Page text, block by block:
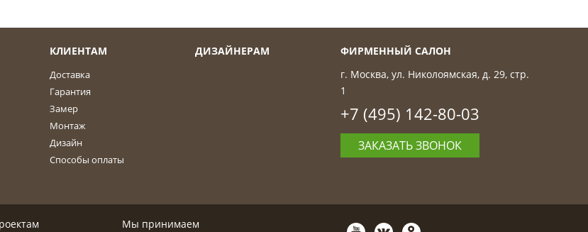
КЛИЕНТАМ
Доставка
Гарантия
Замер
Монтаж
Дизайн
Способы оплаты
ДИЗАЙНЕРАМ
ФИРМЕННЫЙ САЛОН
г. Москва, ул. Николоямская, д. 29, стр.
1
+7 (495) 142-80-03
ЗАКАЗАТЬ ЗВОНОК
Мы принимаем